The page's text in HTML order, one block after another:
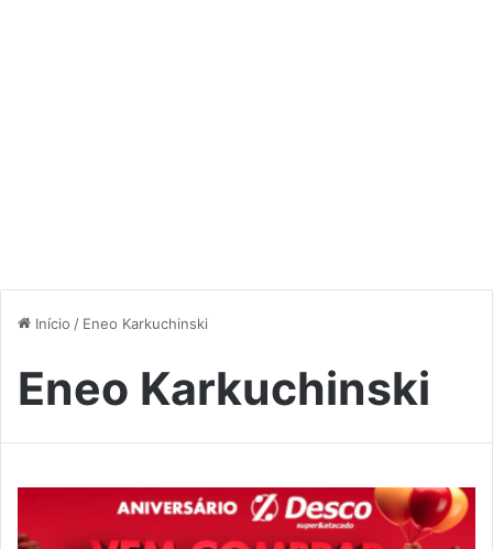
Início / Eneo Karkuchinski
Eneo Karkuchinski